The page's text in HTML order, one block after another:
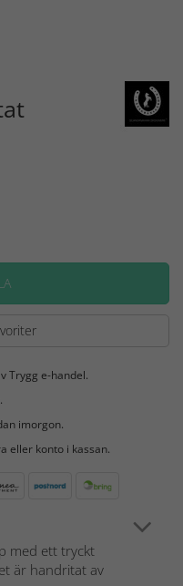
Trygg e-handel.
imorgon.
eller konto i kassan.
med ett tryckt
är handritat av